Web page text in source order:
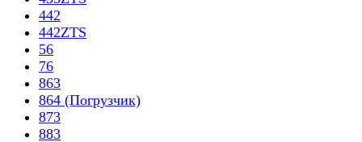
442
442ZTS
56
76
863
864 (Погрузчик)
873
883